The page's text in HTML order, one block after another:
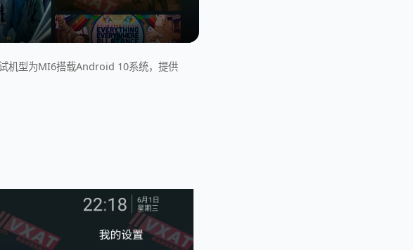
机型为MI6搭载Android 10系统，提供